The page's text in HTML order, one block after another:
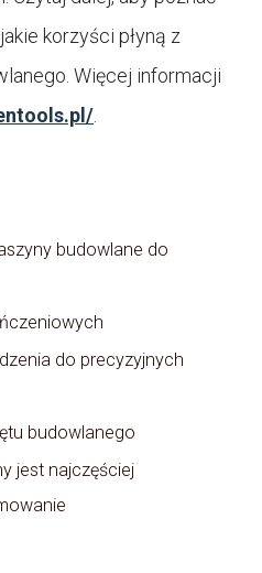
korzyści płyną z
Więcej informacji
budowlane do
do precyzyjnych
budowlanego
jest najczęściej